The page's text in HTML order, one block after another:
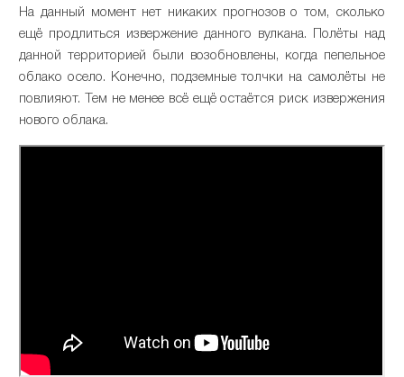
На данный момент нет никаких прогнозов о том, сколько
ещё продлиться извержение данного вулкана. Полёты над
данной территорией были возобновлены, когда пепельное
облако осело. Конечно, подземные толчки на самолёты не
повлияют. Тем не менее всё ещё остаётся риск извержения
нового облака.